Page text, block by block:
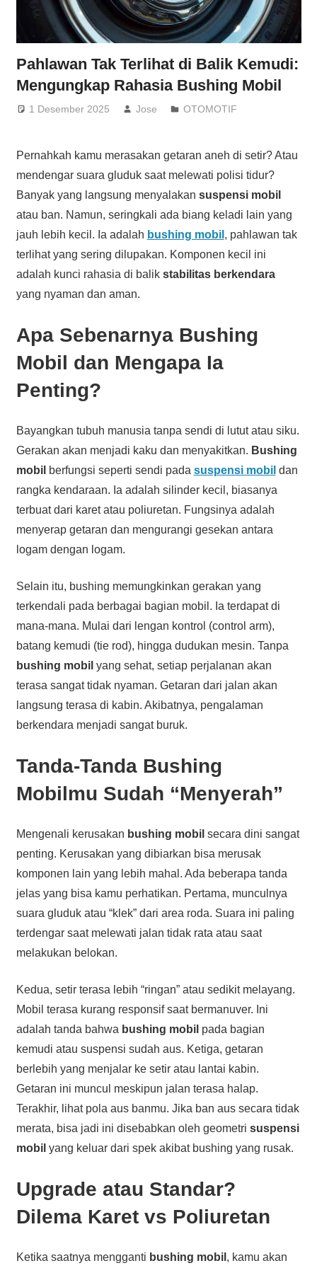
Pahlawan Tak Terlihat di Balik Kemudi:
Mengungkap Rahasia Bushing Mobil
1 Desember 2025 Jose OTOMOTIF
Pernahkah kamu merasakan getaran aneh di setir? Atau
mendengar suara gluduk saat melewati polisi tidur?
Banyak yang langsung menyalakan suspensi mobil
atau ban. Namun, seringkali ada biang keladi lain yang
jauh lebih kecil. Ia adalah bushing mobil , pahlawan tak
terlihat yang sering dilupakan. Komponen kecil ini
adalah kunci rahasia di balik stabilitas berkendara
yang nyaman dan aman.
Apa Sebenarnya Bushing
Mobil dan Mengapa Ia
Penting?
Bayangkan tubuh manusia tanpa sendi di lutut atau siku.
Gerakan akan menjadi kaku dan menyakitkan. Bushing
mobil berfungsi seperti sendi pada suspensi mobil dan
rangka kendaraan. Ia adalah silinder kecil, biasanya
terbuat dari karet atau poliuretan. Fungsinya adalah
menyerap getaran dan mengurangi gesekan antara
logam dengan logam.
Selain itu, bushing memungkinkan gerakan yang
terkendali pada berbagai bagian mobil. Ia terdapat di
mana-mana. Mulai dari lengan kontrol (control arm),
batang kemudi (tie rod), hingga dudukan mesin. Tanpa
bushing mobil yang sehat, setiap perjalanan akan
terasa sangat tidak nyaman. Getaran dari jalan akan
langsung terasa di kabin. Akibatnya, pengalaman
berkendara menjadi sangat buruk.
Tanda-Tanda Bushing
Mobilmu Sudah “Menyerah”
Mengenali kerusakan bushing mobil secara dini sangat
penting. Kerusakan yang dibiarkan bisa merusak
komponen lain yang lebih mahal. Ada beberapa tanda
jelas yang bisa kamu perhatikan. Pertama, munculnya
suara gluduk atau “klek” dari area roda. Suara ini paling
terdengar saat melewati jalan tidak rata atau saat
melakukan belokan.
Kedua, setir terasa lebih “ringan” atau sedikit melayang.
Mobil terasa kurang responsif saat bermanuver. Ini
adalah tanda bahwa bushing mobil pada bagian
kemudi atau suspensi sudah aus. Ketiga, getaran
berlebih yang menjalar ke setir atau lantai kabin.
Getaran ini muncul meskipun jalan terasa halap.
Terakhir, lihat pola aus banmu. Jika ban aus secara tidak
merata, bisa jadi ini disebabkan oleh geometri suspensi
mobil yang keluar dari spek akibat bushing yang rusak.
Upgrade atau Standar?
Dilema Karet vs Poliuretan
Ketika saatnya mengganti bushing mobil , kamu akan